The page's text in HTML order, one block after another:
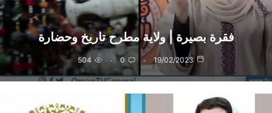
فقرة بصيرة | ولاية مطرح تاريخ وحضارة
19/02/2023
0
504